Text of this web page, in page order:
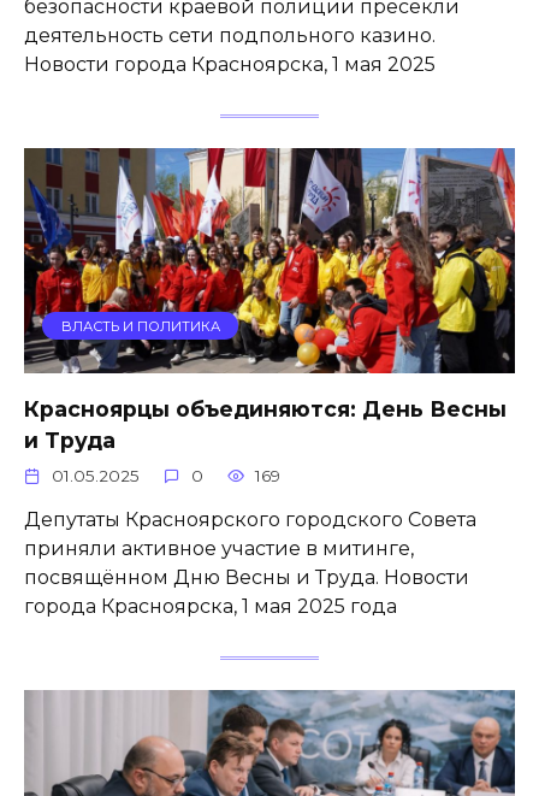
безопасности краевой полиции пресекли
деятельность сети подпольного казино.
Новости города Красноярска, 1 мая 2025
ВЛАСТЬ И ПОЛИТИКА
Красноярцы объединяются: День Весны
и Труда
01.05.2025 0 169
Депутаты Красноярского городского Совета
приняли активное участие в митинге,
посвящённом Дню Весны и Труда. Новости
города Красноярска, 1 мая 2025 года